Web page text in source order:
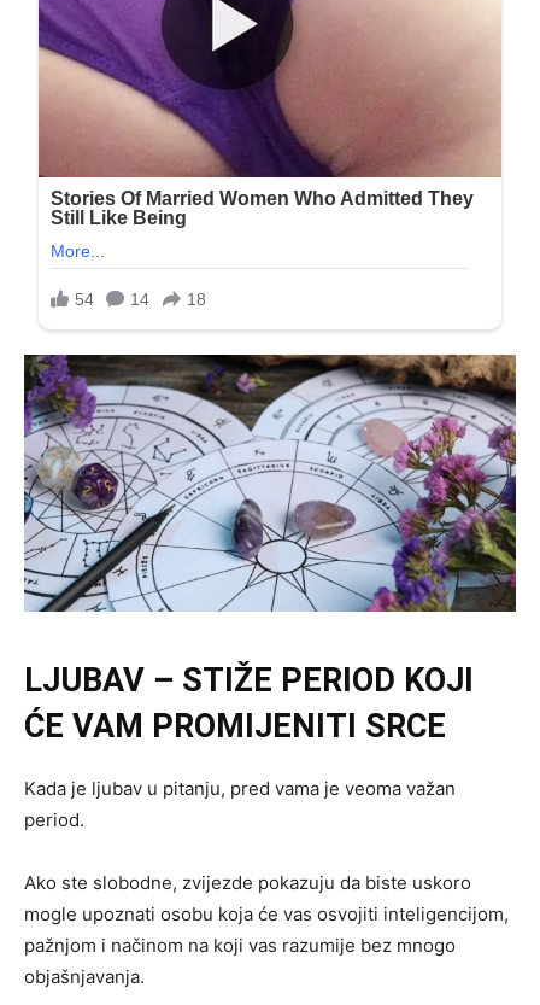
LJUBAV – STIŽE PERIOD KOJI
ĆE VAM PROMIJENITI SRCE
Kada je ljubav u pitanju, pred vama je veoma važan
period.
Ako ste slobodne, zvijezde pokazuju da biste uskoro
mogle upoznati osobu koja će vas osvojiti inteligencijom,
pažnjom i načinom na koji vas razumije bez mnogo
objašnjavanja.